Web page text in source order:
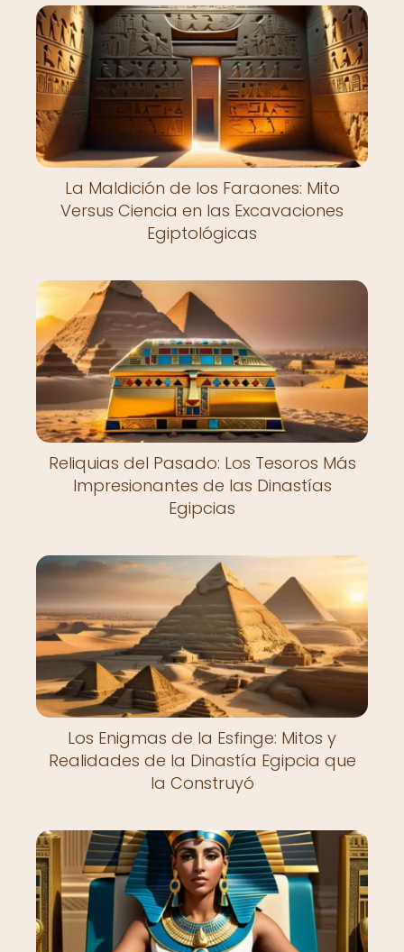
La Maldición de los Faraones: Mito
Versus Ciencia en las Excavaciones
Egiptológicas
Reliquias del Pasado: Los Tesoros Más
Impresionantes de las Dinastías
Egipcias
Los Enigmas de la Esfinge: Mitos y
Realidades de la Dinastía Egipcia que
la Construyó